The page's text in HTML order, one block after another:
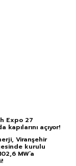
Expo 27
kapılarını açıyor!
Viranşehir
kurulu
MW’a